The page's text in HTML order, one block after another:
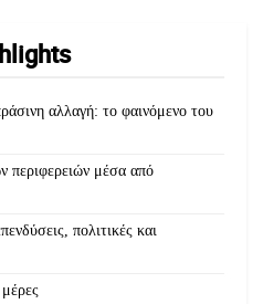
αλλαγή: το φαινόμενο του
περιφερειών μέσα από
πολιτικές και